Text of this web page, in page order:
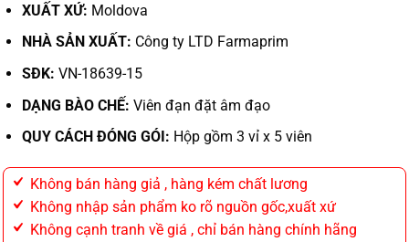
XUẤT XỨ: Moldova
NHÀ SẢN XUẤT: Công ty LTD Farmaprim
SĐK: VN-18639-15
DẠNG BÀO CHẾ: Viên đạn đặt âm đạo
QUY CÁCH ĐÓNG GÓI: Hộp gồm 3 vỉ x 5 viên
Không bán hàng giả , hàng kém chất lương
Không nhập sản phẩm ko rõ nguồn gốc,xuất xứ
Không cạnh tranh về giá , chỉ bán hàng chính hãng